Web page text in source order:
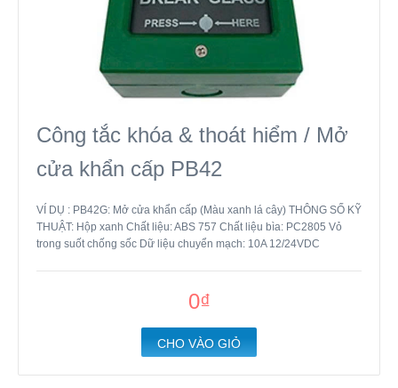
Công tắc khóa & thoát hiểm / Mở
cửa khẩn cấp PB42
VÍ DỤ : PB42G: Mở cửa khẩn cấp (Màu xanh lá cây) THÔNG SỐ KỸ
THUẬT: Hộp xanh Chất liệu: ABS 757 Chất liệu bìa: PC2805 Vỏ
trong suốt chống sốc Dữ liệu chuyển mạch: 10A 12/24VDC
0₫
CHO VÀO GIỎ